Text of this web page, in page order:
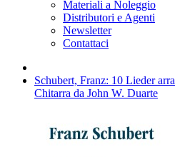
Materiali a Noleggio
Distributori e Agenti
Newsletter
Contattaci
Schubert, Franz: 10 Lieder
Chitarra da John W. Duarte